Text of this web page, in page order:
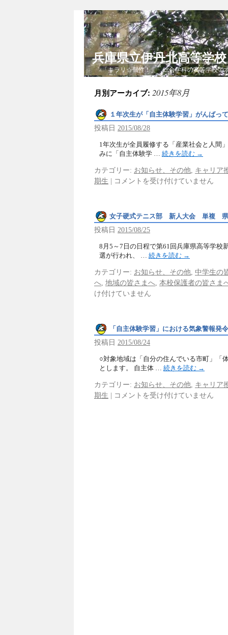
兵庫県立伊丹北高等学
「キラリ☆個性！」 総合学科の高等学校で
月別アーカイブ: 2015年8月
１年次生が「自主体験学習」がんばっ
投稿日 2015/08/28
1年次生が全員履修する「産業社会と人間
みに「自主体験学 … 続きを読む →
カテゴリー: お知らせ、その他 キャリア
期生 | コメントを受け付けていません
女子硬式テニス部 新人大会 単複 県
投稿日 2015/08/25
8月5～7日の日程で第61回兵庫県高等学校
選が行われ、 … 続きを読む →
カテゴリー: お知らせ、その他 中学生の
へ 地域の皆さまへ 本校保護者の皆さま
け付けていません
「自主体験学習」における気象警報発
投稿日 2015/08/24
○対象地域は「自分の住んでいる市町」「
とします。 自主体 … 続きを読む →
カテゴリー: お知らせ、その他 キャリア
期生 | コメントを受け付けていません